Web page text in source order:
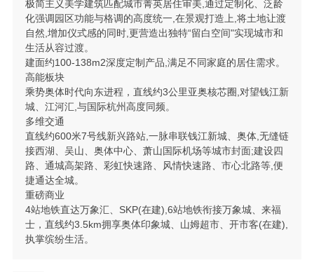
极简主义美学建筑匹配城市菁英居住审美,通过定制化、泛龄
化强调园区功能与格调的高度统一,在景观打造上,将土地让渡
自然,增加仪式感的同时,更营造出独特“留白空间"实现城市和
生活从容过渡。
建面约100-138m2深度定制产品,满足不同家庭的居住需求。
高能板块
乘势奥体时代向东进程，直线约3公里亚奥核芯圈,对望钱江新
城、江河汇,与国际杭州高度同频。
多维交通
直线约600米7号线新兴路站,一脉串联钱江新城、奥体,无缝链
接西湖、吴山、奥体中心、萧山国际机场等城市封面;建设四
路、通城高架路、彩虹快速路、风情快速路、市心北路等,便
捷通达全城。
重磅商业
4站地铁直达万象汇、SKP(在建),6站地铁衔接万象城、来福
士，直线约3.5km拥享奥体印象城、山姆超市、开市客(在建),
执掌缤纷生活。